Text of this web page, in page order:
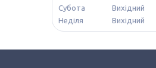
Субота
Вихідний
Неділя
Вихідний